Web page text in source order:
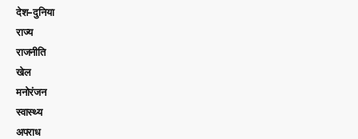
देश-दुनिया
राज्य
राजनीति
खेल
मनोरंजन
स्वास्थ्य
अपराध